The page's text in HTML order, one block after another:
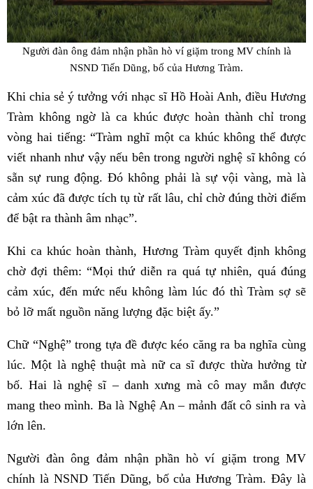
Người đàn ông đảm nhận phần hò ví giặm trong MV chính là
NSND Tiến Dũng, bố của Hương Tràm.
Khi chia sẻ ý tưởng với nhạc sĩ Hồ Hoài Anh, điều Hương
Tràm không ngờ là ca khúc được hoàn thành chỉ trong
vòng hai tiếng: “Tràm nghĩ một ca khúc không thể được
viết nhanh như vậy nếu bên trong người nghệ sĩ không có
sẵn sự rung động. Đó không phải là sự vội vàng, mà là
cảm xúc đã được tích tụ từ rất lâu, chỉ chờ đúng thời điểm
để bật ra thành âm nhạc”.
Khi ca khúc hoàn thành, Hương Tràm quyết định không
chờ đợi thêm: “Mọi thứ diễn ra quá tự nhiên, quá đúng
cảm xúc, đến mức nếu không làm lúc đó thì Tràm sợ sẽ
bỏ lỡ mất nguồn năng lượng đặc biệt ấy.”
Chữ “Nghệ” trong tựa đề được kéo căng ra ba nghĩa cùng
lúc. Một là nghệ thuật mà nữ ca sĩ được thừa hưởng từ
bố. Hai là nghệ sĩ – danh xưng mà cô may mắn được
mang theo mình. Ba là Nghệ An – mảnh đất cô sinh ra và
lớn lên.
Người đàn ông đảm nhận phần hò ví giặm trong MV
chính là NSND Tiến Dũng, bố của Hương Tràm. Đây là